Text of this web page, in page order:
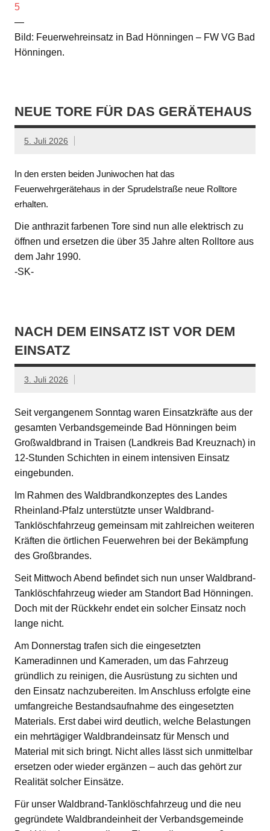
5
—
Bild: Feuerwehreinsatz in Bad Hönningen – FW VG Bad
Hönningen.
NEUE TORE FÜR DAS GERÄTEHAUS
5. Juli 2026
In den ersten beiden Juniwochen hat das
Feuerwehrgerätehaus in der Sprudelstraße neue Rolltore
erhalten.
Die anthrazit farbenen Tore sind nun alle elektrisch zu
öffnen und ersetzen die über 35 Jahre alten Rolltore aus
dem Jahr 1990.
-SK-
NACH DEM EINSATZ IST VOR DEM
EINSATZ
3. Juli 2026
Seit vergangenem Sonntag waren Einsatzkräfte aus der
gesamten Verbandsgemeinde Bad Hönningen beim
Großwaldbrand in Traisen (Landkreis Bad Kreuznach) in
12-Stunden Schichten in einem intensiven Einsatz
eingebunden.
Im Rahmen des Waldbrandkonzeptes des Landes
Rheinland-Pfalz unterstützte unser Waldbrand-
Tanklöschfahrzeug gemeinsam mit zahlreichen weiteren
Kräften die örtlichen Feuerwehren bei der Bekämpfung
des Großbrandes.
Seit Mittwoch Abend befindet sich nun unser Waldbrand-
Tanklöschfahrzeug wieder am Standort Bad Hönningen.
Doch mit der Rückkehr endet ein solcher Einsatz noch
lange nicht.
Am Donnerstag trafen sich die eingesetzten
Kameradinnen und Kameraden, um das Fahrzeug
gründlich zu reinigen, die Ausrüstung zu sichten und
den Einsatz nachzubereiten. Im Anschluss erfolgte eine
umfangreiche Bestandsaufnahme des eingesetzten
Materials. Erst dabei wird deutlich, welche Belastungen
ein mehrtägiger Waldbrandeinsatz für Mensch und
Material mit sich bringt. Nicht alles lässt sich unmittelbar
ersetzen oder wieder ergänzen – auch das gehört zur
Realität solcher Einsätze.
Für unser Waldbrand-Tanklöschfahrzeug und die neu
gegründete Waldbrandeinheit der Verbandsgemeinde